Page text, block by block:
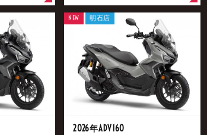
2026年ADV160
NEW 明石店